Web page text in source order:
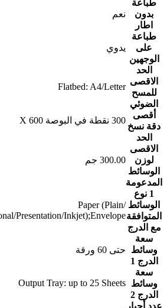
طباعة
بدون
اطار
نعم
طباعة
على
الوجهين
يدوي
الحد
الاقصى
للمسح
الضوئي
Flatbed: A4/Letter
أقصى
دقة نسخ
300 نقطة في البوصة X 600
الحد
الاقصى
لوزن
الوسائط
المدعومة
‎300.00 جم‎
1 نوع
الوسائط
المتوافقة
مع الدرج
‎Paper (Plain‎/‎
Presentation/Inkjet);Envelope‎
سعة
وسائط
الدرج 1
سعة
وسائط
الدرج 2
‎Output Tray: up to ‎25‎ Sheets‎